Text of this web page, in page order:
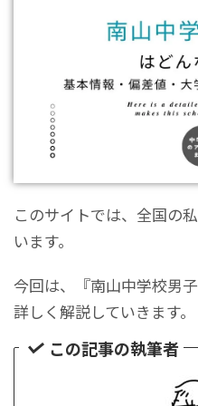
このサイトでは、全国の
います。
今回は、『南山中学校男
詳しく解説していきます。
この記事の執筆者